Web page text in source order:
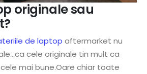
originale sau
de laptop aftermarket nu
cele originale tin mult ca
mai bune.Oare chiar toate